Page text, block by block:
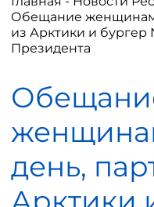
Обещание
из Арктики и бургер
Президента
день,